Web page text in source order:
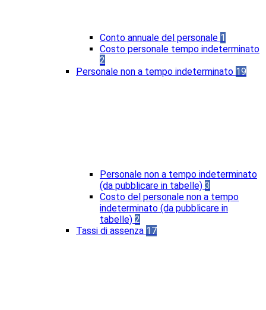
Conto annuale del personale 1
Costo personale tempo indeterminato
2
Personale non a tempo indeterminato 19
Personale non a tempo indeterminato
(da pubblicare in tabelle) 3
Costo del personale non a tempo
indeterminato (da pubblicare in
tabelle) 2
Tassi di assenza 17